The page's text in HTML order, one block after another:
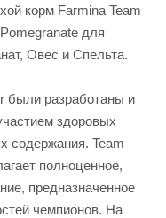
корм Farmina Team
для
Овес и Спельта.
были разработаны и
здоровых
содержания. Team
полноценное,
предназначенное
чемпионов. На